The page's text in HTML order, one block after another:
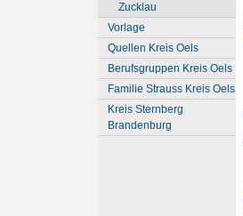
Zucklau
Vorlage
Quellen Kreis Oels
Berufsgruppen Kreis Oels
Familie Strauss Kreis Oels
Kreis Sternberg
Brandenburg